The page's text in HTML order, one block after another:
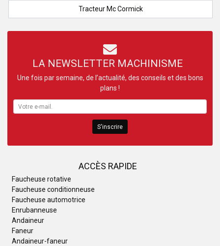
ACCÈS RAPIDE
Faucheuse rotative
Faucheuse conditionneuse
Faucheuse automotrice
Enrubanneuse
Andaineur
Faneur
Andaineur-faneur
Tracteur Mc Cormick
LA NEWSLETTER MACHINISME
Une fois par semaine, de l’actualité, des conseils et des bons
plans !
S'inscrire